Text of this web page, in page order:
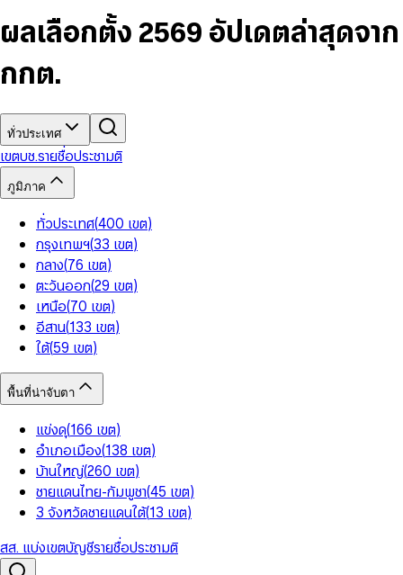
7
8
5
6
8
9
6
7
9
5
6
8
9
9
ผลเลือกตั้ง 2569 อัปเดตล่าสุดจาก
กกต.
ทั่วประเทศ
เขตบช.รายชื่อประชามติ
ภูมิภาค
ทั่วประเทศ(400 เขต)
กรุงเทพฯ(33 เขต)
กลาง(76 เขต)
ตะวันออก(29 เขต)
เหนือ(70 เขต)
อีสาน(133 เขต)
ใต้(59 เขต)
พื้นที่น่าจับตา
แข่งดุ(166 เขต)
อำเภอเมือง(138 เขต)
บ้านใหญ่(260 เขต)
ชายแดนไทย-กัมพูชา(45 เขต)
3 จังหวัดชายแดนใต้(13 เขต)
สส. แบ่งเขตบัญชีรายชื่อประชามติ